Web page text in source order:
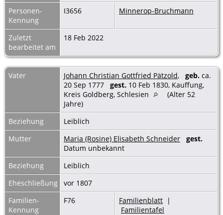
Personen-
Kennung
I3656 Minnerop-Bruchmann
Zuletzt
bearbeitet am
18 Feb 2022
Vater Johann Christian Gottfried Pätzold, geb. ca.
20 Sep 1777 gest. 10 Feb 1830, Kauffung,
Kreis Goldberg, Schlesien
(Alter 52
Jahre)
Beziehung
Leiblich
Mutter
Maria (Rosine) Elisabeth Schneider
gest.
Datum unbekannt
Beziehung
Leiblich
Eheschließung
vor 1807
Familien-
Kennung
F76 Familienblatt |
Familientafel